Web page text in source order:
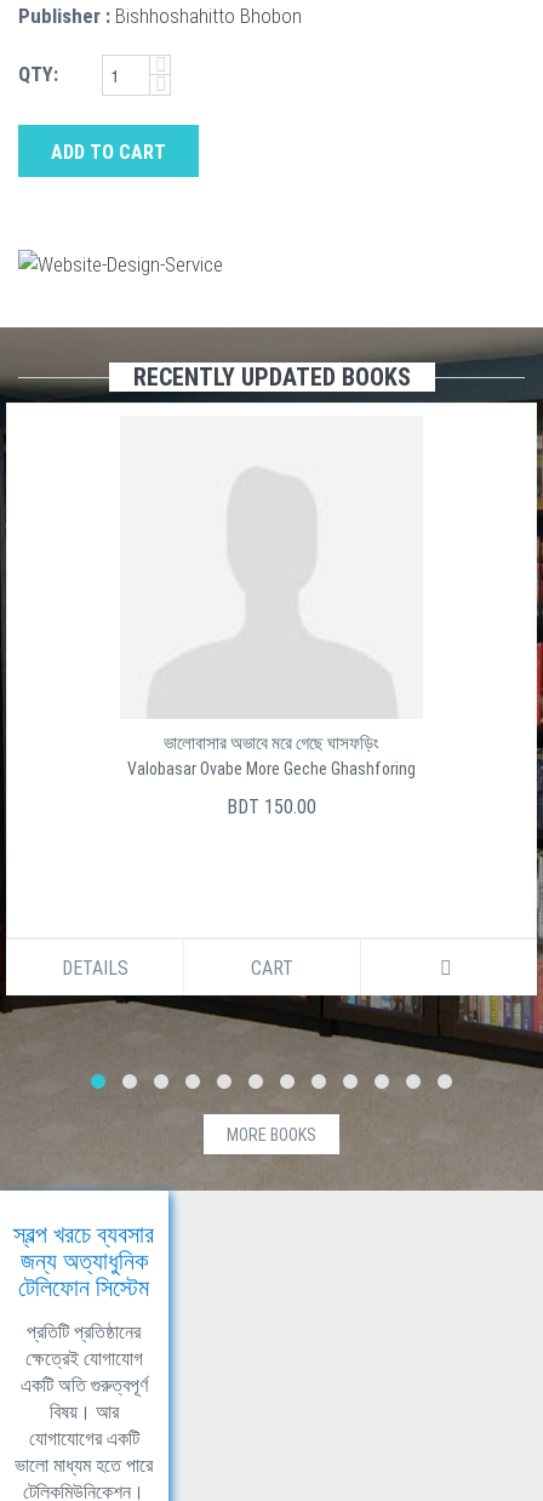
Publisher : Bishhoshahitto Bhobon
QTY:
ADD TO CART
RECENTLY UPDATED BOOKS
ভালোবাসার অভাবে মরে গেছে ঘাসফড়িং
Valobasar Ovabe More Geche Ghashforing
BDT 150.00
DETAILS CART
MORE BOOKS
স্বল্প খরচে ব্যবসার
জন্য অত্যাধুনিক
টেলিফোন সিস্টেম
প্রতিটি প্রতিষ্ঠানের
ক্ষেত্রেই যোগাযোগ
একটি অতি গুরুত্বপূর্ণ
বিষয়। আর
যোগাযোগের একটি
ভালো মাধ্যম হতে পারে
টেলিকমিউনিকেশন।